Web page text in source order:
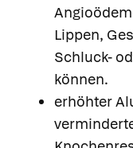
Lippen,
Schluck-
können.
erhöhter